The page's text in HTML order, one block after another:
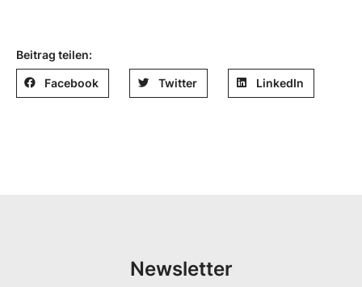
Beitrag teilen:
Facebook Twitter LinkedIn
Newsletter